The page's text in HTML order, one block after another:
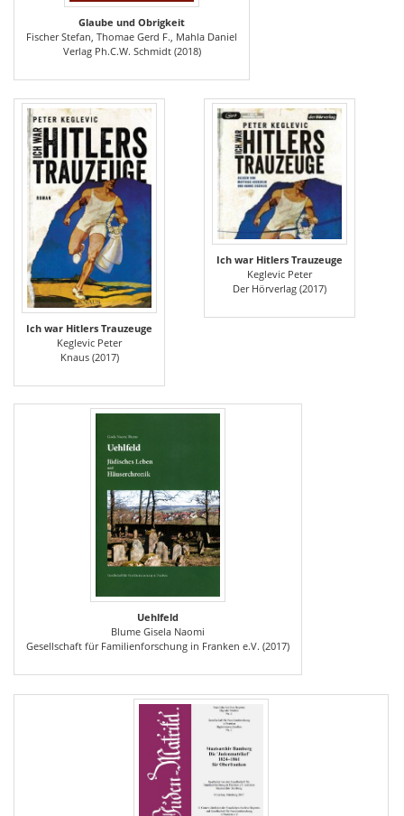
Glaube und Obrigkeit
Fischer Stefan, Thomae Gerd F., Mahla Daniel
Verlag Ph.C.W. Schmidt (2018)
Ich war Hitlers Trauzeuge
Keglevic Peter
Knaus (2017)
Ich war Hitlers Trauzeuge
Keglevic Peter
Der Hörverlag (2017)
Uehlfeld
Blume Gisela Naomi
Gesellschaft für Familienforschung in Franken e.V. (2017)